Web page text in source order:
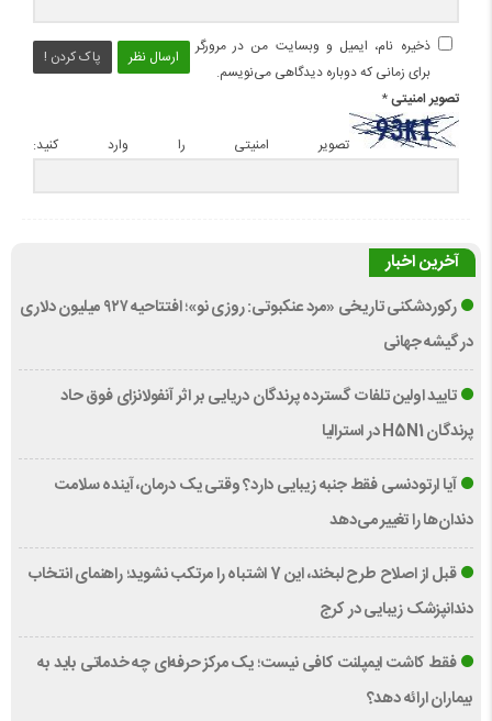
ارسال نظر پاک کردن !
ذخیره نام، ایمیل و وبسایت من در مرورگر
برای زمانی که دوباره دیدگاهی می‌نویسم.
تصویر امنیتی*
تصویر امنیتی را وارد کنید:
آخرین اخبار
رکوردشکنی تاریخی «مرد عنکبوتی: روزی نو»؛ افتتاحیه ۹۲۷ میلیون دلاری
در گیشه جهانی
تایید اولین تلفات گسترده پرندگان دریایی بر اثر آنفولانزای فوق حاد
پرندگان H5N1 در استرالیا
آیا ارتودنسی فقط جنبه زیبایی دارد؟ وقتی یک درمان، آینده سلامت
دندان‌ها را تغییر می‌دهد
قبل از اصلاح طرح لبخند، این 7 اشتباه را مرتکب نشوید؛ راهنمای انتخاب
دندانپزشک زیبایی در کرج
فقط کاشت ایمپلنت کافی نیست؛ یک مرکز حرفه‌ای چه خدماتی باید به
بیماران ارائه دهد؟